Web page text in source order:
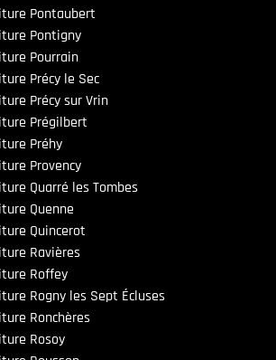
Pontaubert
Pontigny
Pourrain
Précy le Sec
Précy sur Vrin
Prégilbert
Préhy
Provency
Quarré les Tombes
Quenne
Quincerot
Ravières
Roffey
Rogny les Sept Écluses
Ronchères
Rosoy